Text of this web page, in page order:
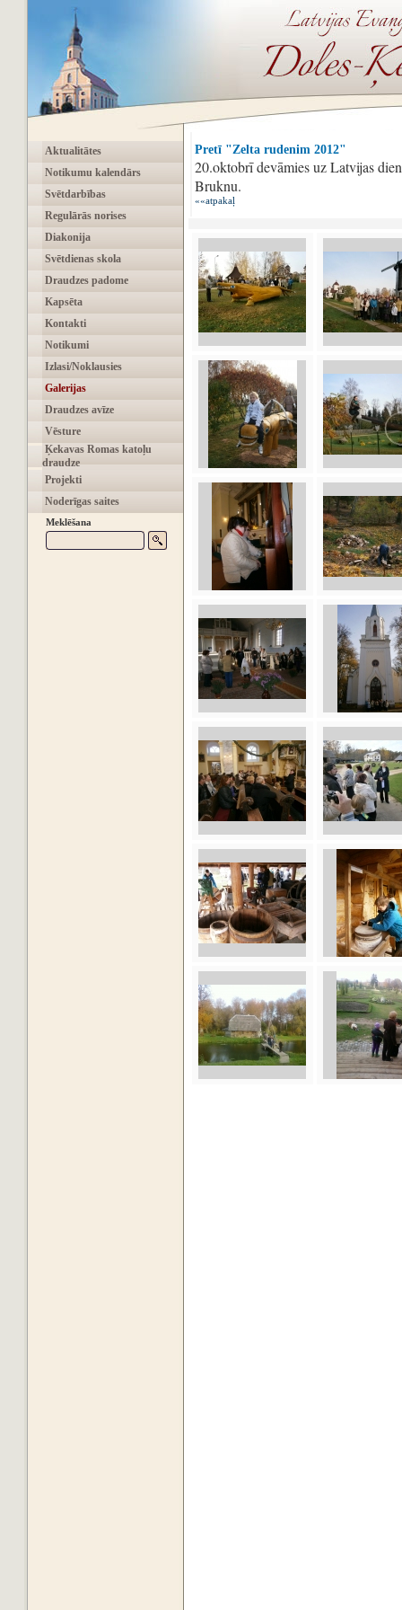
Aktualitātes
Notikumu kalendārs
Svētdarbības
Regulārās norises
Diakonija
Svētdienas skola
Draudzes padome
Kapsēta
Kontakti
Notikumi
Izlasi/Noklausies
Galerijas
Draudzes avīze
Vēsture
Ķekavas Romas katoļu
draudze
Projekti
Noderīgas saites
Meklēšana
Pretī "Zelta rudenim 2012"
20.oktobrī devāmies uz Latvijas
Bruknu.
««atpakaļ